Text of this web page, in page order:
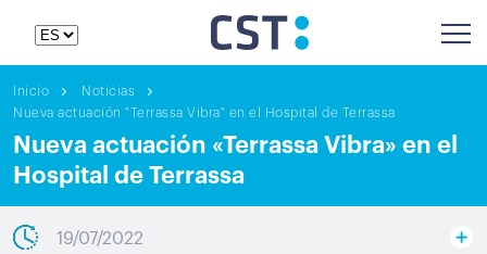
Inicio
Noticias
Nueva actuación "Terrassa Vibra" en el Hospital de Terrassa
Nueva actuación «Terrassa Vibra» en el
Hospital de Terrassa
19/07/2022